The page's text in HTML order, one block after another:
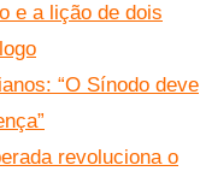
e a lição de dois
“O Sínodo deve
revoluciona o